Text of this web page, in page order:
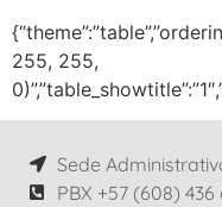
255, 255,
Sede
PBX +57 (608)